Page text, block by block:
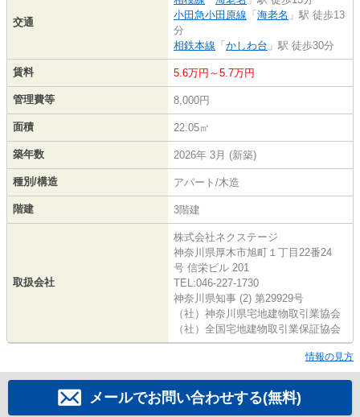
交通
小田急小田原線 「 海老名 」駅 徒歩13
分
相鉄本線 「 かしわ台 」駅 徒歩30分
賃料 5.6万円～5.7万円
管理費等 8,000円
面積 22.05㎡
築年数 2026年 3月 (新築)
種別/構造 アパート/木造
階建 3階建
取扱会社
株式会社ネクステージ
神奈川県厚木市旭町１丁目22番24
号 信栄ビル 201
TEL:046-227-1730
神奈川県知事 (2) 第29929号
（社）神奈川県宅地建物取引業協会
（社）全国宅地建物取引業保証協会
情報の見方
メールでお問い合わせする(無料)